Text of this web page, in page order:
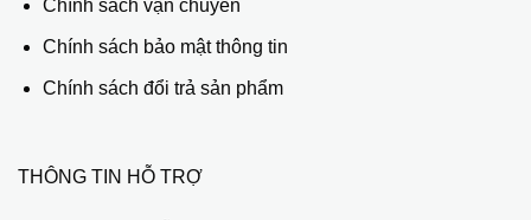
Chính sách vận chuyển
Chính sách bảo mật thông tin
Chính sách đổi trả sản phẩm
THÔNG TIN HỖ TRỢ